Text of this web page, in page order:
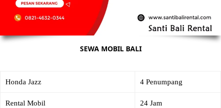
SEWA MOBIL BALI
Honda Jazz 4 Penumpang
Rental Mobil 24 Jam